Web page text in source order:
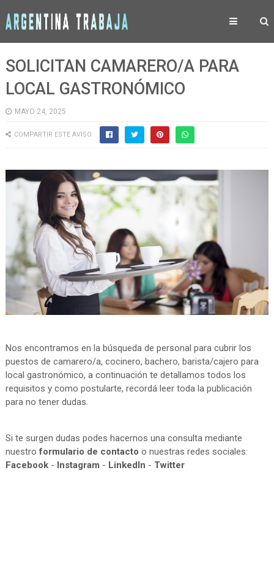
SOLICITAN CAMARERO/A PARA
LOCAL GASTRONÓMICO
MAYO 24, 2025
COMPARTIR ESTE AVISO:
Nos encontramos en la búsqueda de personal para cubrir los
puestos de camarero/a, cocinero, bachero, barista/cajero para
local gastronómico, a continuación te detallamos todos los
requisitos y como postularte, recordá leer toda la publicación
para no tener dudas.
Si te surgen dudas podes hacernos una consulta mediante
nuestroformulario de contacto o nuestras redes sociales:
Facebook- Instagram - LinkedIn - Twitter